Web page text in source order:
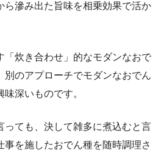
ら滲み出た旨味を相乗効果で活か
「炊き合わせ」的なモダンなおで
別のアプローチでモダンなおでん
深いものです。
っても、決して雑多に煮込むと言
事を施したおでん種を随時調理さ